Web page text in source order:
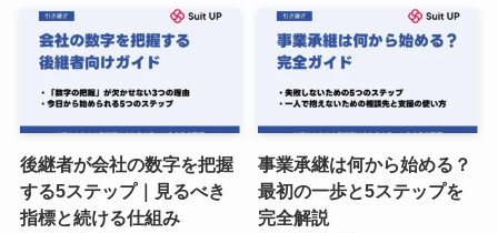
後継者が会社の数字を把握
する5ステップ｜見るべき
指標と続ける仕組み
事業承継は何から始める？
最初の一歩と5ステップを
完全解説